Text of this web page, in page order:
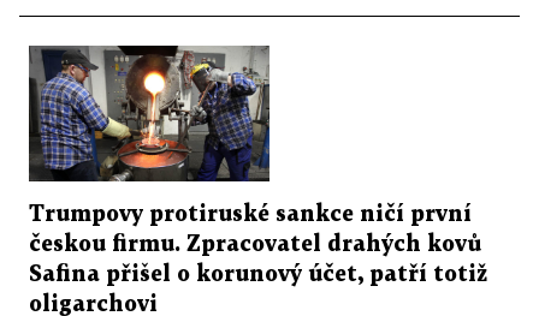
Trumpovy protiruské sankce ničí první
českou firmu. Zpracovatel drahých kovů
Safina přišel o korunový účet, patří totiž
oligarchovi